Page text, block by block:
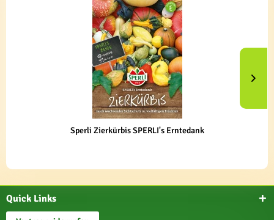
Sperli Zierkürbis SPERLI's Erntedank
Quick Links